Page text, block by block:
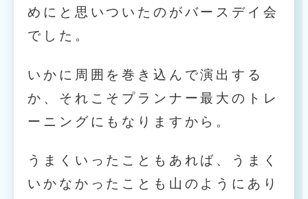
めにと思いついたのがバースデイ会
でした。
いかに周囲を巻き込んで演出する
か、それこそプランナー最大のトレ
ーニングにもなりますから。
うまくいったこともあれば、うまく
いかなかったことも山のようにあり